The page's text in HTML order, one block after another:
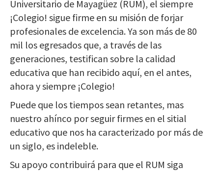
Universitario de Mayagüez (RUM), el siempre
¡Colegio! sigue firme en su misión de forjar
profesionales de excelencia. Ya son más de 80
mil los egresados que, a través de las
generaciones, testifican sobre la calidad
educativa que han recibido aquí, en el antes,
ahora y siempre ¡Colegio!
Puede que los tiempos sean retantes, mas
nuestro ahínco por seguir firmes en el sitial
educativo que nos ha caracterizado por más de
un siglo, es indeleble.
Su apoyo contribuirá para que el RUM siga